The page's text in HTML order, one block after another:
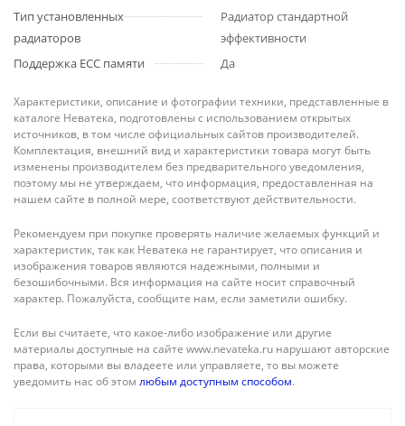
Тип установленных
радиаторов
Радиатор стандартной
эффективности
Поддержка ECC памяти
Да
Характеристики, описание и фотографии техники, представленные в
каталоге Неватека, подготовлены с использованием открытых
источников, в том числе официальных сайтов производителей.
Комплектация, внешний вид и характеристики товара могут быть
изменены производителем без предварительного уведомления,
поэтому мы не утверждаем, что информация, предоставленная на
нашем сайте в полной мере, соответствуют действительности.
Рекомендуем при покупке проверять наличие желаемых функций и
характеристик, так как Неватека не гарантирует, что описания и
изображения товаров являются надежными, полными и
безошибочными. Вся информация на сайте носит справочный
характер. Пожалуйста, сообщите нам, если заметили ошибку.
Если вы считаете, что какое-либо изображение или другие
материалы доступные на сайте www.nevateka.ru нарушают авторские
права, которыми вы владеете или управляете, то вы можете
уведомить нас об этом любым доступным способом.